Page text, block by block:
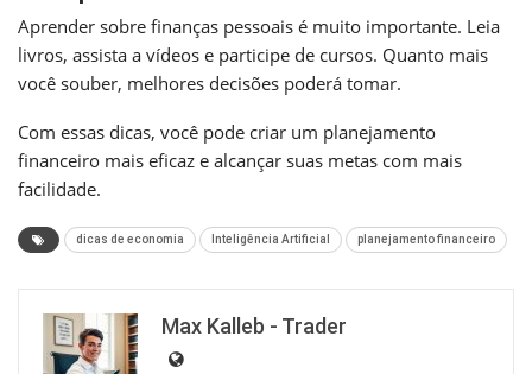
Aprender sobre finanças pessoais é muito importante. Leia
livros, assista a vídeos e participe de cursos. Quanto mais
você souber, melhores decisões poderá tomar.
Com essas dicas, você pode criar um planejamento
financeiro mais eficaz e alcançar suas metas com mais
facilidade.
dicas de economia Inteligência Artificial planejamento financeiro
Max Kalleb - Trader